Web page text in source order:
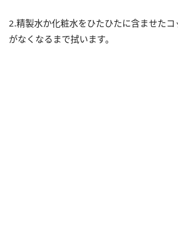
2.精製水か化粧水をひたひたに含ませた
がなくなるまで拭います。